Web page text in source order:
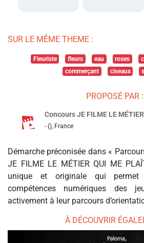
SUR LE MÊME THEME :
Fleuriste fleurs eau roses
commerçant
ciseaux
PROPOSÉ PAR :
Concours JE FILME LE
- (), France
Démarche préconisée dans «
JE FILME LE MÉTIER QUI ME
unique et originale qui permet
compétences numériques des
activement à leur parcours
À DÉCOUVRIR